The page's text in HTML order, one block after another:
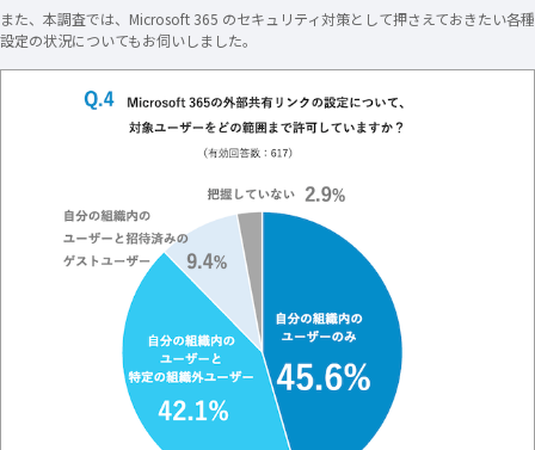
また、本調査では、Microsoft 365 のセキュリティ対策として押さえておきたい各種
設定の状況についてもお伺いしました。